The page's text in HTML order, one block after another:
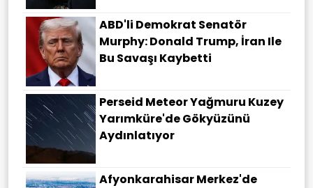
ABD'li Demokrat Senatör
Murphy: Donald Trump, İran Ile
Bu Savaşı Kaybetti
Perseid Meteor Yağmuru Kuzey
Yarımküre'de Gökyüzünü
Aydınlatıyor
Afyonkarahisar Merkez'de